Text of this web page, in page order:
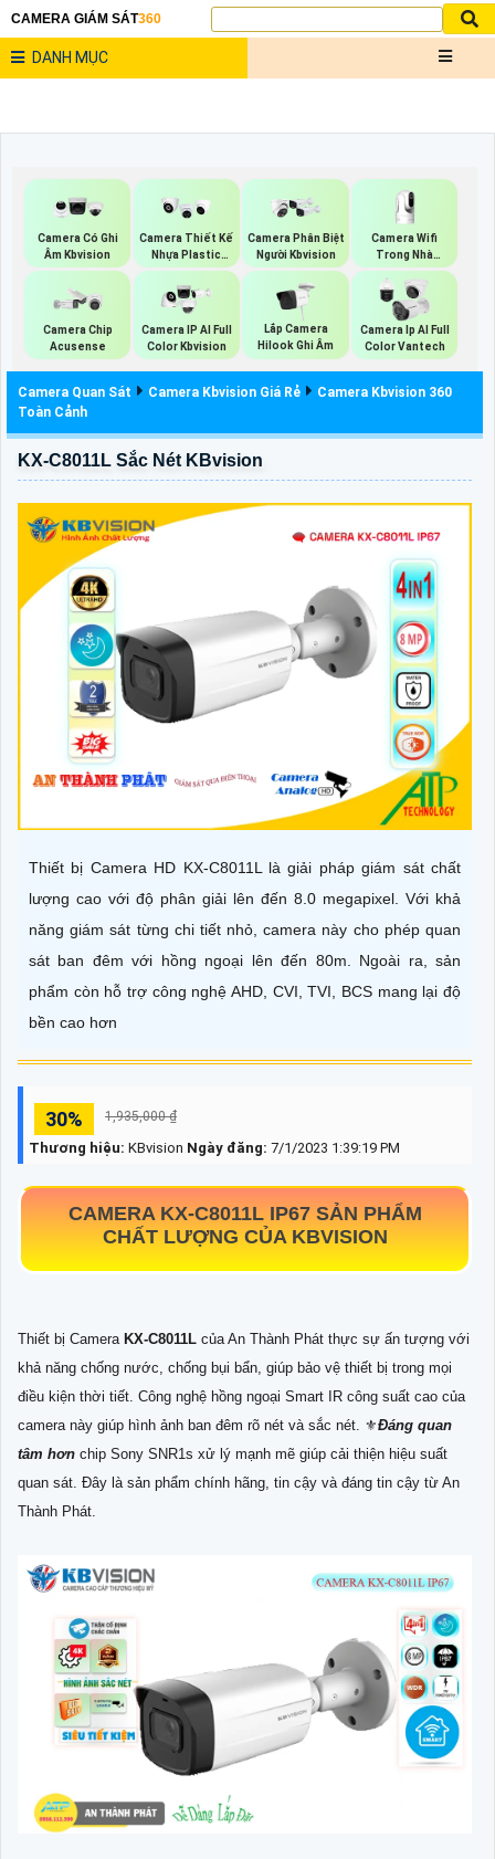
CAMERA GIÁM SÁT360
DANH MỤC
Camera Có Ghi
Âm Kbvision
Camera Thiết Kế
Nhựa Plastic
Kbvision
Camera Phân Biệt
Người Kbvision
Camera Wifi
Trong Nhà
Kbvision
Camera Chip
Acusense
Camera IP AI Full
Color Kbvision
Lắp Camera
Hilook Ghi Âm
Camera Ip AI Full
Color Vantech
Camera Quan Sát Camera Kbvision Giá Rẻ
Camera Kbvision 360
Toàn Cảnh
KX-C8011L Sắc Nét KBvision
Thiết bị Camera HD KX-C8011L là giải pháp giám sát chất
lượng cao với độ phân giải lên đến 8.0 megapixel. Với khả
năng giám sát từng chi tiết nhỏ, camera này cho phép quan
sát ban đêm với hồng ngoại lên đến 80m. Ngoài ra, sản
phẩm còn hỗ trợ công nghệ AHD, CVI, TVI, BCS mang lại độ
bền cao hơn
30% 1,935,000 ₫
Thương hiệu: KBvision Ngày đăng: 7/1/2023 1:39:19 PM
CAMERA KX-C8011L IP67 SẢN PHẨM
CHẤT LƯỢNG CỦA KBVISION
Thiết bị Camera KX-C8011L của An Thành Phát thực sự ấn tượng với
khả năng chống nước, chống bụi bẩn, giúp bảo vệ thiết bị trong mọi
điều kiện thời tiết. Công nghệ hồng ngoại Smart IR công suất cao của
camera này giúp hình ảnh ban đêm rõ nét và sắc nét. ⚜️Đáng quan
tâm hơn chip Sony SNR1s xử lý mạnh mẽ giúp cải thiện hiệu suất
quan sát. Đây là sản phẩm chính hãng, tin cậy và đáng tin cậy từ An
Thành Phát.